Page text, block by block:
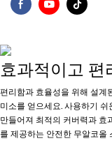
효과적이고
편리함과 효율성을 위해 설계
미소를 얻으세요. 사용하기
만들어져 최적의 커버력과 효
를 제공하는 안전한 무알코올